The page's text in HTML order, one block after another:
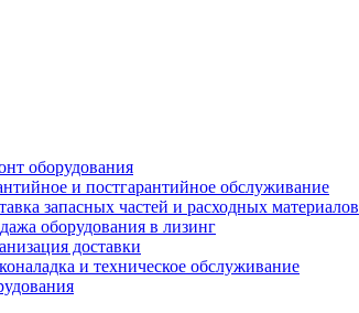
оборудования
и постгарантийное обслуживание
запасных частей и расходных материалов
оборудования в лизинг
доставки
и техническое обслуживание